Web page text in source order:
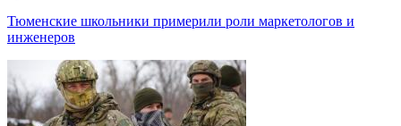
Тюменские школьники примерили роли маркетологов и
инженеров